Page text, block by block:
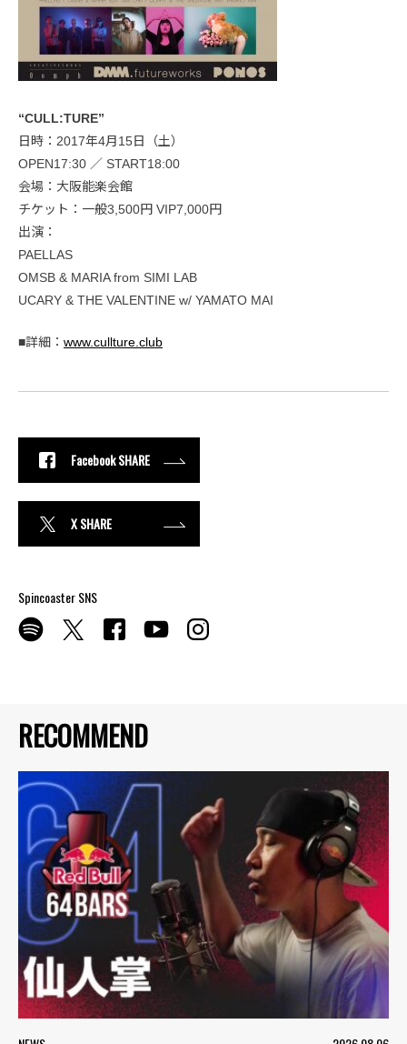
RECOMMEND
“CULL:TURE”
日時：2017年4月15日（土）
OPEN17:30 ／ START18:00
会場：大阪能楽会館
チケット：一般3,500円 VIP7,000円
出演：
PAELLAS
OMSB & MARIA from SIMI LAB
UCARY & THE VALENTINE w/ YAMATO MAI
■詳細： www.cullture.club
Facebook SHARE
X SHARE
Spincoaster SNS